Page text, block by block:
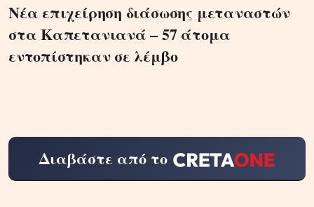
Νέα επιχείρηση διάσωσης μεταναστών
στα Καπετανιανά – 57 άτομα
εντοπίστηκαν σε λέμβο
Διαβάστε από το